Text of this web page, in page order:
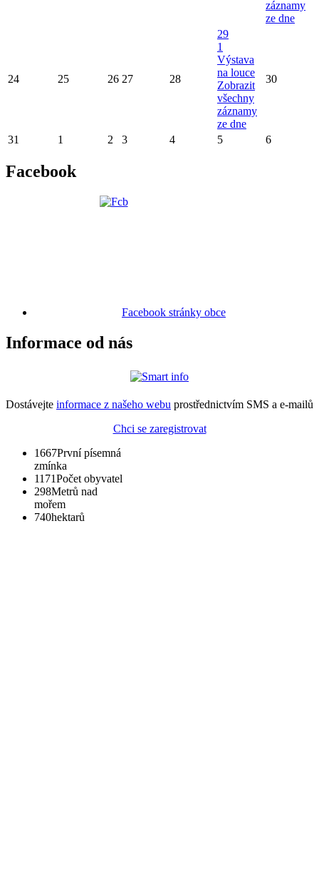
záznamy
ze dne
24 25 26 27 28
29
1
Výstava
na louce
Zobrazit
všechny
záznamy
ze dne
30
31 1 2 3 4 5 6
Facebook
Facebook stránky obce
Informace od nás
Dostávejte informace z našeho webu prostřednictvím SMS a e-mailů
Chci se zaregistrovat
1667První písemná
zmínka
1171Počet obyvatel
298Metrů nad
mořem
740hektarů